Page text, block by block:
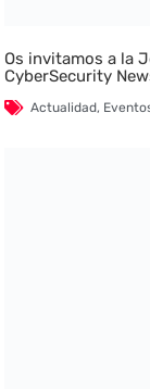
Os invitamos a la
CyberSecurity
Actualidad,